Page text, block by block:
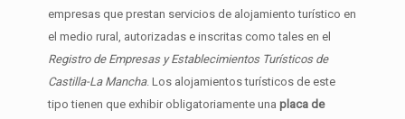
empresas que prestan servicios de alojamiento turístico en
el medio rural, autorizadas e inscritas como tales en el
Registro de Empresas y Establecimientos Turísticos de
Castilla-La Mancha. Los alojamientos turísticos de este
tipo tienen que exhibir obligatoriamente una placa de